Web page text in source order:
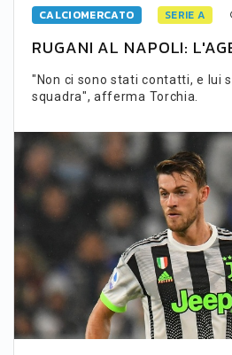
CALCIOMERCATO SERIE A
RUGANI AL NAPOLI:
"Non ci sono stati contatti, e lui
squadra", afferma Torchia.